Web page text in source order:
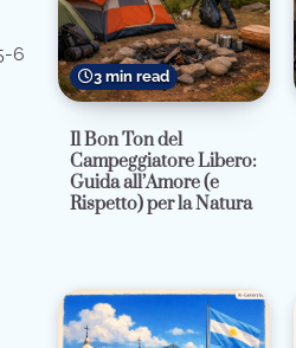
6
3 min read
Il Bon Ton del
Campeggiatore Libero:
Guida all’Amore (e
Rispetto) per la Natura